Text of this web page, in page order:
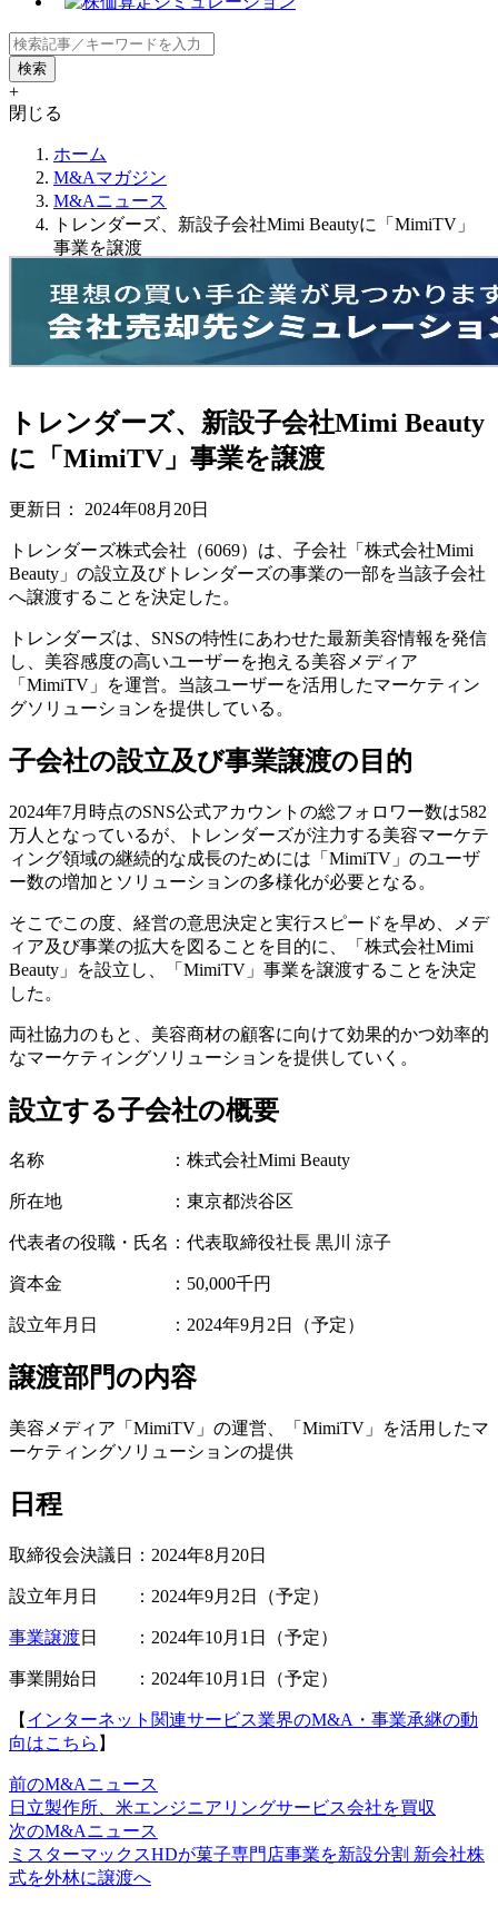
+
閉じる
ホーム
M&Aマガジン
M&Aニュース
トレンダーズ、新設子会社Mimi Beautyに「MimiTV」
事業を譲渡
トレンダーズ、新設子会社Mimi Beauty
に「MimiTV」事業を譲渡
更新日： 2024年08月20日
トレンダーズ株式会社（6069）は、子会社「株式会社Mimi
Beauty」の設立及びトレンダーズの事業の一部を当該子会社
へ譲渡することを決定した。
トレンダーズは、SNSの特性にあわせた最新美容情報を発信
し、美容感度の高いユーザーを抱える美容メディア
「MimiTV」を運営。当該ユーザーを活用したマーケティン
グソリューションを提供している。
子会社の設立及び事業譲渡の目的
2024年7月時点のSNS公式アカウントの総フォロワー数は582
万人となっているが、トレンダーズが注力する美容マーケテ
ィング領域の継続的な成長のためには「MimiTV」のユーザ
ー数の増加とソリューションの多様化が必要となる。
そこでこの度、経営の意思決定と実行スピードを早め、メデ
ィア及び事業の拡大を図ることを目的に、「株式会社Mimi
Beauty」を設立し、「MimiTV」事業を譲渡することを決定
した。
両社協力のもと、美容商材の顧客に向けて効果的かつ効率的
なマーケティングソリューションを提供していく。
設立する子会社の概要
名称 ：株式会社Mimi Beauty
所在地 ：東京都渋谷区
代表者の役職・氏名：代表取締役社長 黒川 涼子
資本金 ：50,000千円
設立年月日 ：2024年9月2日（予定）
譲渡部門の内容
美容メディア「MimiTV」の運営、「MimiTV」を活用したマ
ーケティングソリューションの提供
日程
取締役会決議日：2024年8月20日
設立年月日 ：2024年9月2日（予定）
事業譲渡日 ：2024年10月1日（予定）
事業開始日 ：2024年10月1日（予定）
【 インターネット関連サービス業界のM&A・事業承継の動
向はこちら 】
前のM&Aニュース
日立製作所、米エンジニアリングサービス会社を買収
次のM&Aニュース
ミスターマックスHDが菓子専門店事業を新設分割 新会社株
式を外林に譲渡へ